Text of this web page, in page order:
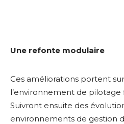
Une refonte modulaire
Ces améliorations portent
l’environnement de
Suivront ensuite des
environnements de gestion